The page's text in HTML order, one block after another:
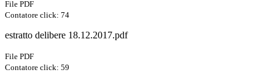
File PDF
Contatore click: 74
estratto delibere 18.12.2017.pdf
File PDF
Contatore click: 59